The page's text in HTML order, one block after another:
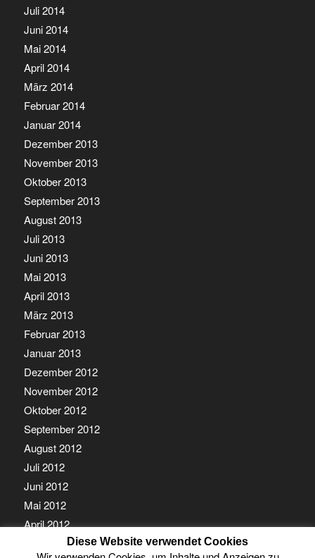
Juli 2014
Juni 2014
Mai 2014
April 2014
März 2014
Februar 2014
Januar 2014
Dezember 2013
November 2013
Oktober 2013
September 2013
August 2013
Juli 2013
Juni 2013
Mai 2013
April 2013
März 2013
Februar 2013
Januar 2013
Dezember 2012
November 2012
Oktober 2012
September 2012
August 2012
Juli 2012
Juni 2012
Mai 2012
April 2012
März 2012Diese Website verwendet Cookies